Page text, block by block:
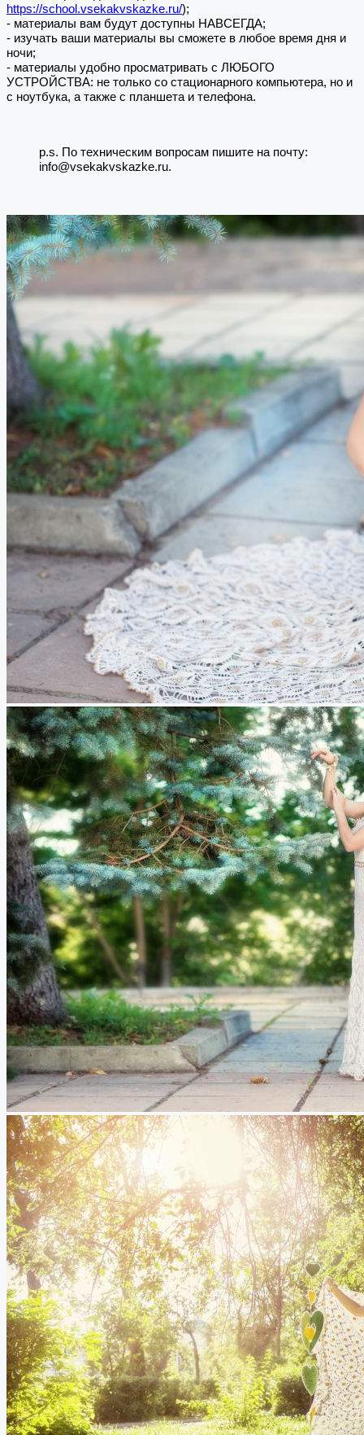
https://school.vsekakvskazke.ru/);
- материалы вам будут доступны НАВСЕГДА;
- изучать ваши материалы вы сможете в любое время дня и
ночи;
- материалы удобно просматривать с ЛЮБОГО
УСТРОЙСТВА: не только со стационарного компьютера, но и
с ноутбука, а также с планшета и телефона.
p.s. По техническим вопросам пишите на почту:
info@vsekakvskazke.ru.